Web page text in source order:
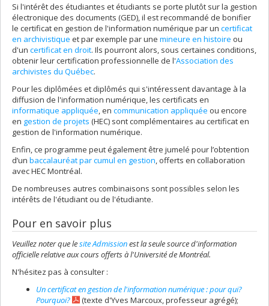
Si l'intérêt des étudiantes et étudiants se porte plutôt sur la gestion
électronique des documents (GED), il est recommandé de bonifier
le certificat en gestion de l'information numérique par un certificat
en archivistique et par exemple par une mineure en histoire ou
d'un certificat en droit. Ils pourront alors, sous certaines conditions,
obtenir leur certification professionnelle de l'Association des
archivistes du Québec.
Pour les diplômées et diplômés qui s'intéressent davantage à la
diffusion de l'information numérique, les certificats en
informatique appliquée , en communication appliquée ou encore
en gestion de projets (HEC) sont complémentaires au certificat en
gestion de l'information numérique.
Enfin, ce programme peut également être jumelé pour l’obtention
d’un baccalauréat par cumul en gestion , offerts en collaboration
avec HEC Montréal.
De nombreuses autres combinaisons sont possibles selon les
intérêts de l'étudiant ou de l'étudiante.
Pour en savoir plus
Veuillez noter que lesite Admissionest la seule source d'information
officielle relative aux cours offerts à l'Université de Montréal.
N'hésitez pas à consulter :
Un certificat en gestion de l'information numérique : pour qui?
Pourquoi?
(texte d'Yves Marcoux, professeur agrégé);